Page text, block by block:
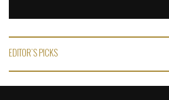
EDITOR'S PICKS